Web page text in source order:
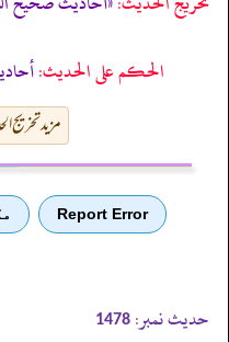
الحكم على الحديث:
مزید
Report Error
حدیث نمبر: 1478